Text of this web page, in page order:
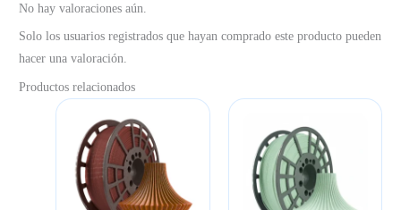
No hay valoraciones aún.
Solo los usuarios registrados que hayan comprado este producto pueden
hacer una valoración.
Productos relacionados